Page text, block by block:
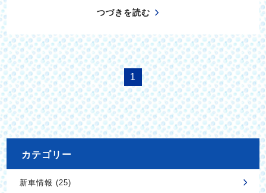
つづきを読む
1
カテゴリー
新車情報 (25)